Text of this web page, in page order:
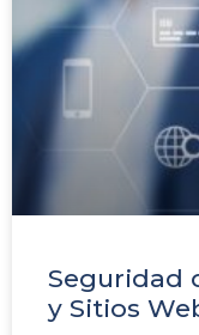
Seguridad
y Sitios